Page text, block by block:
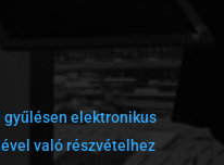
elektronikus
való részvételhez